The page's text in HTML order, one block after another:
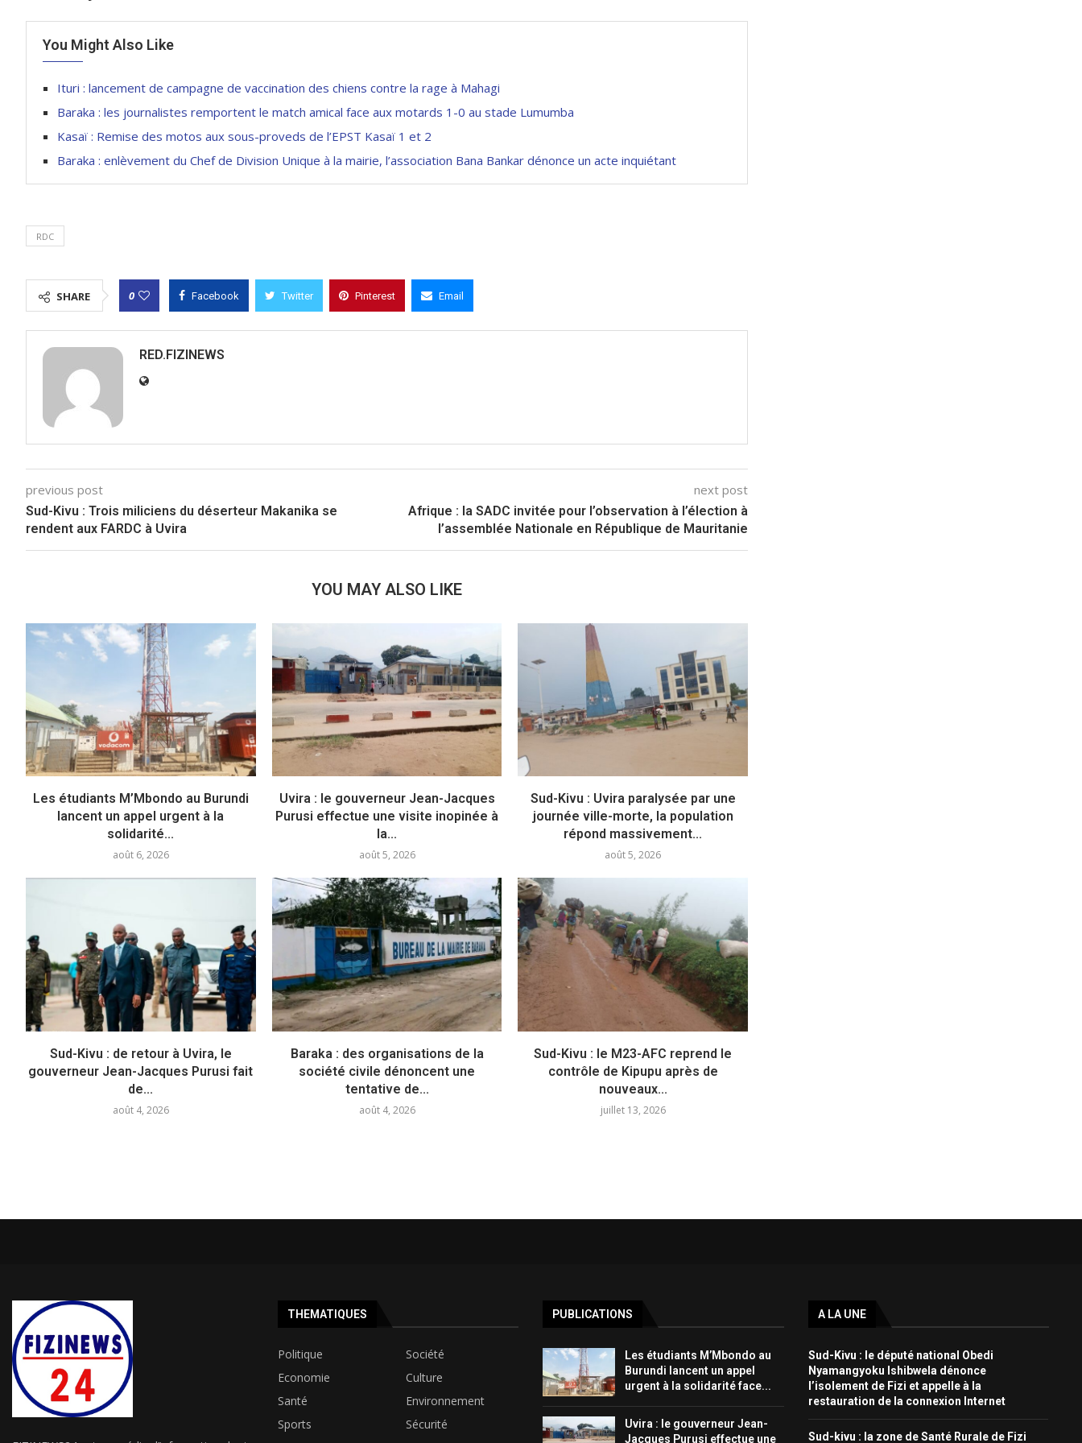
You Might Also Like
Ituri : lancement de campagne de vaccination des chiens contre la rage à Mahagi
Baraka : les journalistes remportent le match amical face aux motards 1-0 au stade Lumumba
Kasaï : Remise des motos aux sous-proveds de l’EPST Kasaï 1 et 2
Baraka : enlèvement du Chef de Division Unique à la mairie, l’association Bana Bankar dénonce un acte inquiétant
RDC
SHARE 0 Facebook Twitter Pinterest Email
RED.FIZINEWS
previous post
Sud-Kivu : Trois miliciens du déserteur Makanika se
rendent aux FARDC à Uvira
next post
Afrique : la SADC invitée pour l’observation à l’élection à
l’assemblée Nationale en République de Mauritanie
YOU MAY ALSO LIKE
Les étudiants M’Mbondo au Burundi
lancent un appel urgent à la
solidarité...
août 6, 2026
Uvira : le gouverneur Jean-Jacques
Purusi effectue une visite inopinée à
la...
août 5, 2026
Sud-Kivu : Uvira paralysée par une
journée ville-morte, la population
répond massivement...
août 5, 2026
Sud-Kivu : de retour à Uvira, le
gouverneur Jean-Jacques Purusi fait
de...
août 4, 2026
Baraka : des organisations de la
société civile dénoncent une
tentative de...
août 4, 2026
Sud-Kivu : le M23-AFC reprend le
contrôle de Kipupu après de
nouveaux...
juillet 13, 2026
THEMATIQUES
Politique
Société
Economie
Culture
Santé
Environnement
Sports
Sécurité
PUBLICATIONS
Les étudiants M’Mbondo au
Burundi lancent un appel
urgent à la solidarité face...
Uvira : le gouverneur Jean-
Jacques Purusi effectue une
A LA UNE
Sud-Kivu : le député national Obedi
Nyamangyoku Ishibwela dénonce
l’isolement de Fizi et appelle à la
restauration de la connexion Internet
Sud-kivu : la zone de Santé Rurale de Fizi